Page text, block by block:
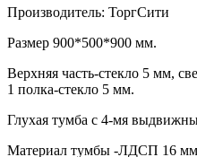
Производитель: ТоргСити
Размер 900*500*900 мм.
Верхняя часть-стекло 5 мм,
1 полка-стекло 5 мм.
Глухая тумба с 4-мя
Материал тумбы -ЛДСП 16 мм